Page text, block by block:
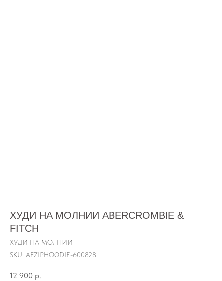
ХУДИ НА МОЛНИИ ABERCROMBIE &
FITCH
ХУДИ НА МОЛНИИ
SKU: AFZIPHOODIE-600828
12 900 р.